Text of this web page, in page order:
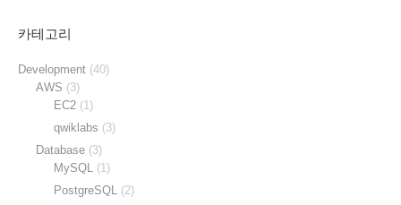
카테고리
Development (40)
AWS (3)
EC2 (1)
qwiklabs (3)
Database (3)
MySQL (1)
PostgreSQL (2)